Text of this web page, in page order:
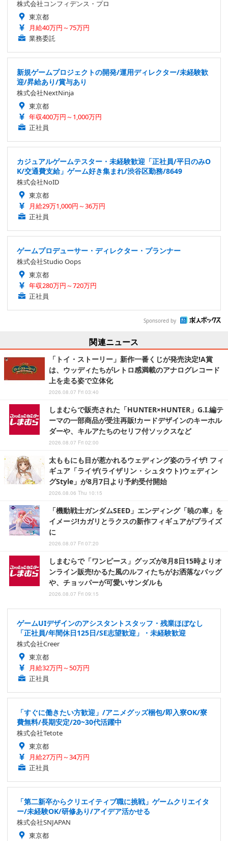
株式会社コンフィデンス・プロ
東京都
月給40万円～75万円
業務委託
新規ゲームプロジェクトの開発/運用ディレクター/未経験歓
迎/昇給あり/賞与あり
株式会社NextNinja
東京都
年収400万円～1,000万円
正社員
カジュアルゲームテスター・未経験歓迎「正社員/平日のみO
K/交通費支給」ゲーム好き集まれ/渋谷区勤務/8649
株式会社NoID
東京都
月給29万1,000円～36万円
正社員
ゲームプロデューサー・ディレクター・プランナー
株式会社Studio Oops
東京都
年収280万円～720万円
正社員
Sponsored by
関連ニュース
「トイ・ストーリー」新作一番くじが発売決定!A賞
は、ウッディたちがレトロ感満載のアナログレコード
上を走る姿で立体化
2026.08.07 Fri 03:40
しまむらで販売された「HUNTER×HUNTER」G.I.編テ
ーマの一部商品が受注再販!カードデザインのキーホル
ダーや、キルアたちのセリフ付ソックスなど
2026.08.07 Fri 02:00
太ももにも目が惹かれるウェディング姿のライザ! フィ
ギュア「ライザ(ライザリン・シュタウト)ウェディン
グStyle」が8月7日より予約受付開始
2026.08.06 Thu 10:15
「機動戦士ガンダムSEED」エンディング「暁の車」を
イメージ!カガリとラクスの新作フィギュアがプライズ
に
2026.08.07 Fri 07:20
しまむらで「ワンピース」グッズが8月8日15時よりオ
ンライン販売!かるた風のルフィたちがお洒落なバッグ
や、チョッパーが可愛いサンダルも
2026.08.07 Fri 09:15
ゲームUIデザインのアシスタントスタッフ・残業ほぼなし
「正社員/年間休日125日/SE志望歓迎」・未経験歓迎
株式会社Creer
東京都
月給32万円～50万円
正社員
「すぐに働きたい方歓迎」/アニメグッズ梱包/即入寮OK/寮
費無料/長期安定/20~30代活躍中
株式会社Tetote
東京都
月給27万円～34万円
正社員
「第二新卒からクリエイティブ職に挑戦」ゲームクリエイタ
ー/未経験OK/研修あり/アイデア活かせる
株式会社SNJAPAN
東京都